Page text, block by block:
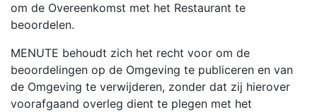
om de Overeenkomst met het Restaurant te
beoordelen.
MENUTE behoudt zich het recht voor om de
beoordelingen op de Omgeving te publiceren en van
de Omgeving te verwijderen, zonder dat zij hierover
voorafgaand overleg dient te plegen met het